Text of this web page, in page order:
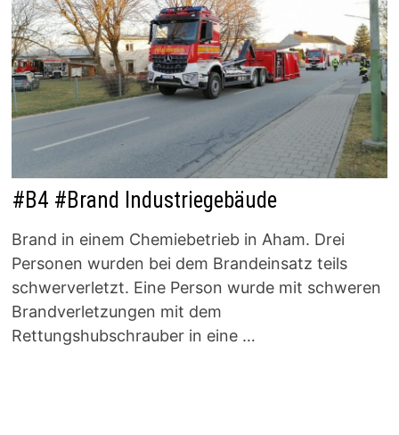
#B4 #Brand Industriegebäude
Brand in einem Chemiebetrieb in Aham. Drei
Personen wurden bei dem Brandeinsatz teils
schwerverletzt. Eine Person wurde mit schweren
Brandverletzungen mit dem
Rettungshubschrauber in eine …